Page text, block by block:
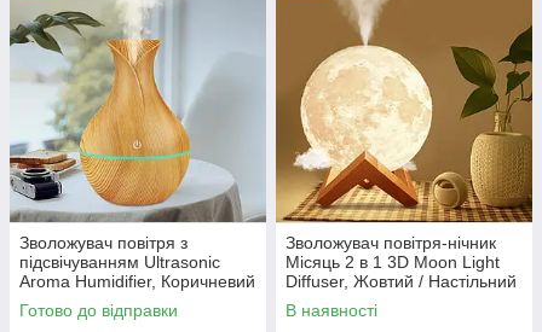
Зволожувач повітря з
підсвічуванням Ultrasonic
Aroma Humidifier, Коричневий
/ Безшумний
аромадиффузор
Готово до відправки
Зволожувач повітря-нічник
Місяць 2 в 1 3D Moon Light
Diffuser, Жовтий / Настільний
світильник з зволожувачем
В наявності